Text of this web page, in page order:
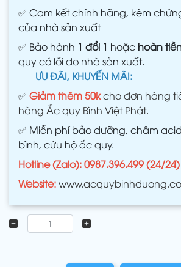
✅ Cam kết chính hãng, kèm
của nhà sản xuất
✅ Bảo hành 1 đổi 1 hoặc hoàn
quy có lỗi do nhà sản xuất.
ƯU ĐÃI, KHUYẾN MÃI:
✅ Giảm thêm 50kcho đơn hàng
hàng Ắc quy Bình Việt Phát.
✅ Miễn phí bảo dưỡng, châm
bình, cứu hộ ắc quy.
Hotline (Zalo): 0987.396.499 (24/24)
Website: